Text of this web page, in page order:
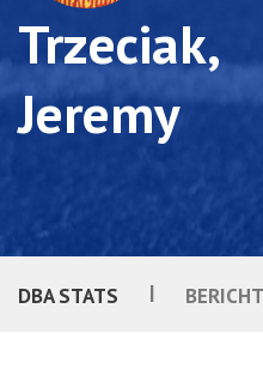
Trzeciak,
Jeremy
DBA STATS |